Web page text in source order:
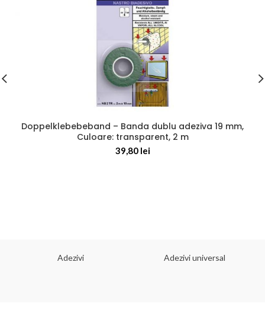
Doppelklebebeband – Banda dublu adeziva 19 mm,
Culoare: transparent, 2 m
39,80 lei
Adezivi Adezivi universal